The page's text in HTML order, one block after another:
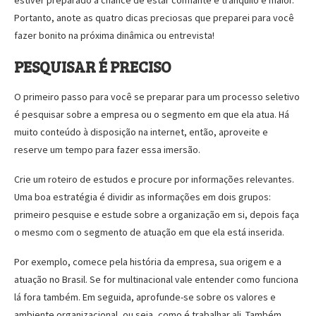
Portanto, anote as quatro dicas preciosas que preparei para você
fazer bonito na próxima dinâmica ou entrevista!
PESQUISAR É PRECISO
O primeiro passo para você se preparar para um processo seletivo
é pesquisar sobre a empresa ou o segmento em que ela atua. Há
muito conteúdo à disposição na internet, então, aproveite e
reserve um tempo para fazer essa imersão.
Crie um roteiro de estudos e procure por informações relevantes.
Uma boa estratégia é dividir as informações em dois grupos:
primeiro pesquise e estude sobre a organização em si, depois faça
o mesmo com o segmento de atuação em que ela está inserida.
Por exemplo, comece pela história da empresa, sua origem e a
atuação no Brasil. Se for multinacional vale entender como funciona
lá fora também. Em seguida, aprofunde-se sobre os valores e